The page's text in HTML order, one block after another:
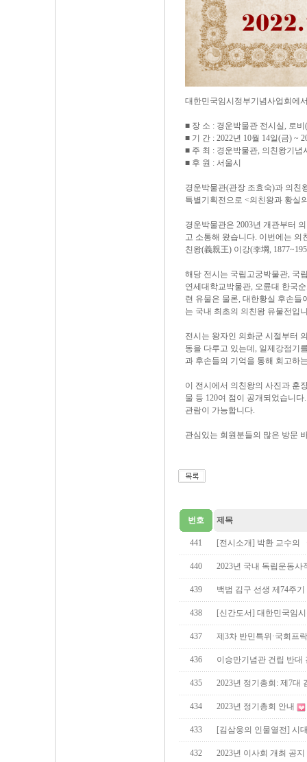
대한민국임시정부기념사업회에
■ 장 소 : 경운박물관 전시실, 로
■ 기 간 : 2022년 10월 14일(금) ~
■ 주 최 : 경운박물관, 의친왕기념
■ 후 원 : 서울시
경운박물관(관장 조효숙)과 의친
특별기획전으로 <의친왕과 황실
경운박물관은 2003년 개관부터
고 소통해 왔습니다. 이번에는
친왕(義親王) 이강(李堈,
해당 전시는 국립고궁박물관, 국
연세대학교박물관, 오륜대 한국
련 유물은 물론, 대한황실 후손들
는 국내 최초의 의친왕 유물전입
전시는 왕자인 의화군 시절부터
동을 다루고 있는데, 일제강점기
과 후손들의 기억을 통해 회고하
이 전시에서 의친왕의 사진과 훈
물 등 120여 점이 공개되었습니
관람이 가능합니다.
관심있는 회원분들의 많은 방문
번호 제목
441 [전시소개] 박환 교수의
440 2023년 국내 독립운동
439 백범 김구 선생 제74주
438 [신간도서] 대한민국임
437 제3차 반민특위·국회프
436 이승만기념관 건립 반대
435 2023년 정기총회: 제7대
434 2023년 정기총회 안내
433 [김삼웅의 인물열전] 시
432 2023년 이사회 개최 공지